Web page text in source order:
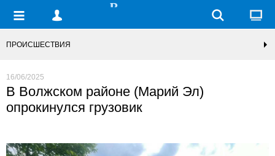
ПРОИСШЕСТВИЯ
16/06/2025
В Волжском районе (Марий Эл)
опрокинулся грузовик